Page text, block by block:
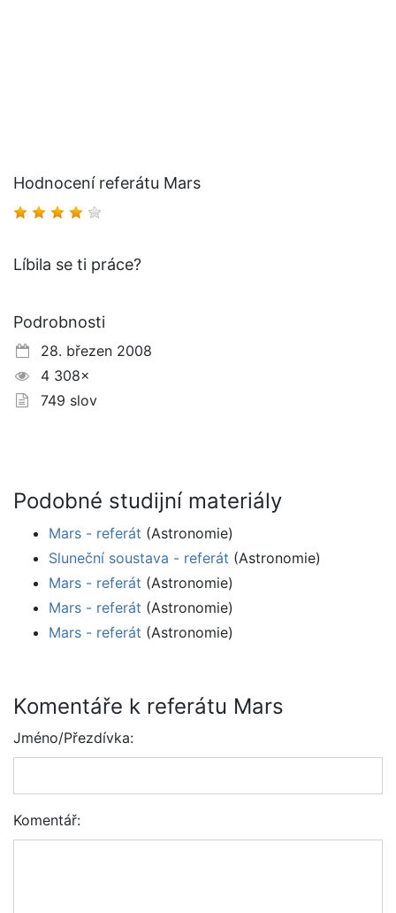
Hodnocení referátu Mars
Líbila se ti práce?
Podrobnosti
28. březen 2008
4 308×
749 slov
Podobné studijní materiály
Mars - referát (Astronomie)
Sluneční soustava - referát (Astronomie)
Mars - referát (Astronomie)
Mars - referát (Astronomie)
Mars - referát (Astronomie)
Komentáře k referátu Mars
Jméno/Přezdívka:
Komentář: